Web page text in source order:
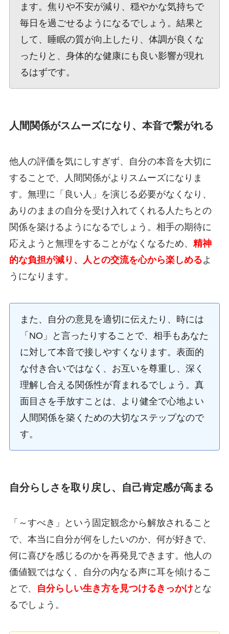
ます。焦りや不安が減り、穏やかな気持ちで
毎日を過ごせるようになるでしょう。結果と
して、睡眠の質が向上したり、体調が良くな
ったりと、身体的な健康にも良い影響が現れ
るはずです。
人間関係がスムーズになり、本音で繋がれる
他人の評価を気にしすぎず、自分の本音を大切に
することで、人間関係がよりスムーズになりま
す。無理に「良い人」を演じる必要がなくなり、
ありのままの自分を受け入れてくれる人たちとの
関係を築けるようになるでしょう。相手の期待に
応えようと無理をすることがなくなるため、 精神
的な負担が減り、人との交流を心から楽しめるよ
うになります。
また、自分の意見を適切に伝えたり、時には
「NO」と言ったりすることで、相手もあなた
に対して本音で接しやすくなります。表面的
な付き合いではなく、お互いを尊重し、深く
理解し合える関係性が育まれるでしょう。真
面目さを手放すことは、より健全で心地よい
人間関係を築くための大切なステップなので
す。
自分らしさを取り戻し、自己肯定感が高まる
「～すべき」という固定観念から解放されること
で、本当に自分が何をしたいのか、何が好きで、
何に喜びを感じるのかを再発見できます。他人の
価値観ではなく、自分の内なる声に耳を傾けるこ
とで、
自分らしい生き方を見つけるきっかけとな
るでしょう。